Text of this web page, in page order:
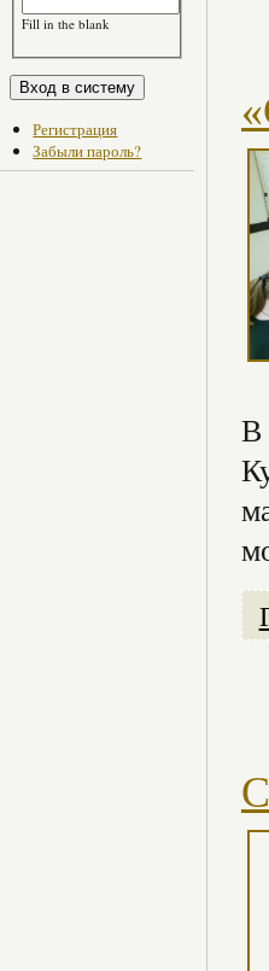
Fill in the blank
Регистрация
Забыли пароль?
В